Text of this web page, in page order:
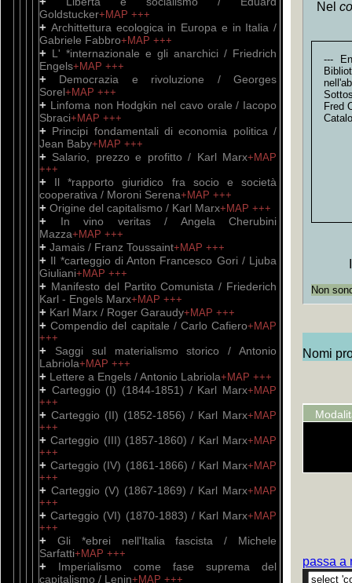
Goldstucker+MAP +++
+ Archittettura ecologica in Europa e in Italia /
Gabriele Fabbro+MAP +++
+ L' *internazionale e gli anarchici / Friedrich
Engels+MAP +++
+ Democrazia e rivoluzione / Georges
Sorel+MAP +++
+ Linfoma non Hodgkin nel cavo orale / Iacopo
Sbraci+MAP +++
+ Principi fondamentali di economia politica /
Jean Baby+MAP +++
+ Salario, prezzo e profitto / Karl Marx+MAP
+++
+ Il *rapporto giuridico fra socio e società
cooperativa / Moroni Serena+MAP +++
+ Origine del capitalismo / Karl Marx+MAP +++
+
In vino veritas / Angela Cherubini
Mazza+MAP +++
+ Jamais / Franz Toussaint+MAP +++
+ Il *carteggio di Anton Francesco Gori / Ljuba
Giuliani+MAP +++
+ Manifesto del Partito Comunista / Friederich
Karl - Engels Marx+MAP +++
+ Karl Marx / Roger Garaudy+MAP +++
+Compendio del capitale / Carlo Cafiero+MAP
+++
+
Saggi sul materialismo storico / Antonio
Labriola+MAP +++
+ Lettere a Engels / Antonio Labriola+MAP +++
+ Carteggio (I) (1844-1851) / Karl Marx+MAP
+++
+ Carteggio (II) (1852-1856) / Karl Marx+MAP
+++
+Carteggio (III) (1857-1860) / Karl Marx+MAP
+++
+Carteggio (IV) (1861-1866) / Karl Marx+MAP
+++
+ Carteggio (V) (1867-1869) / Karl Marx+MAP
+++
+Carteggio (VI) (1870-1883) / Karl Marx+MAP
+++
+ Gli *ebrei nell'Italia fascista / Michele
Sarfatti+MAP +++
+ Imperialismo come fase suprema del
capitalismo / Lenin+MAP +++
Nel
---
Fred
Non
Nomi
passa a